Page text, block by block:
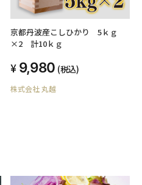
京都丹波産こしひかり 5ｋｇ
×2 計10ｋｇ
9,980 (税込)
株式会社 丸越